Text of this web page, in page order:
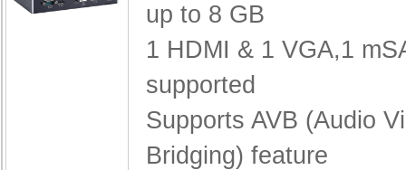
up to 8 GB
1 HDMI & 1 VGA,1
supported
Supports AVB (Audio
Bridging) feature